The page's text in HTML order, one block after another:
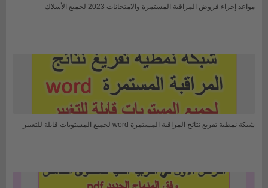
مواعد إجراء فروض المراقبة المستمرة والامتحانات 2023 لجميع الأسلاك
شبكة نمطية تفريغ نتائج المراقبة المستمرة word لجميع المستويات قابلة للتغيير